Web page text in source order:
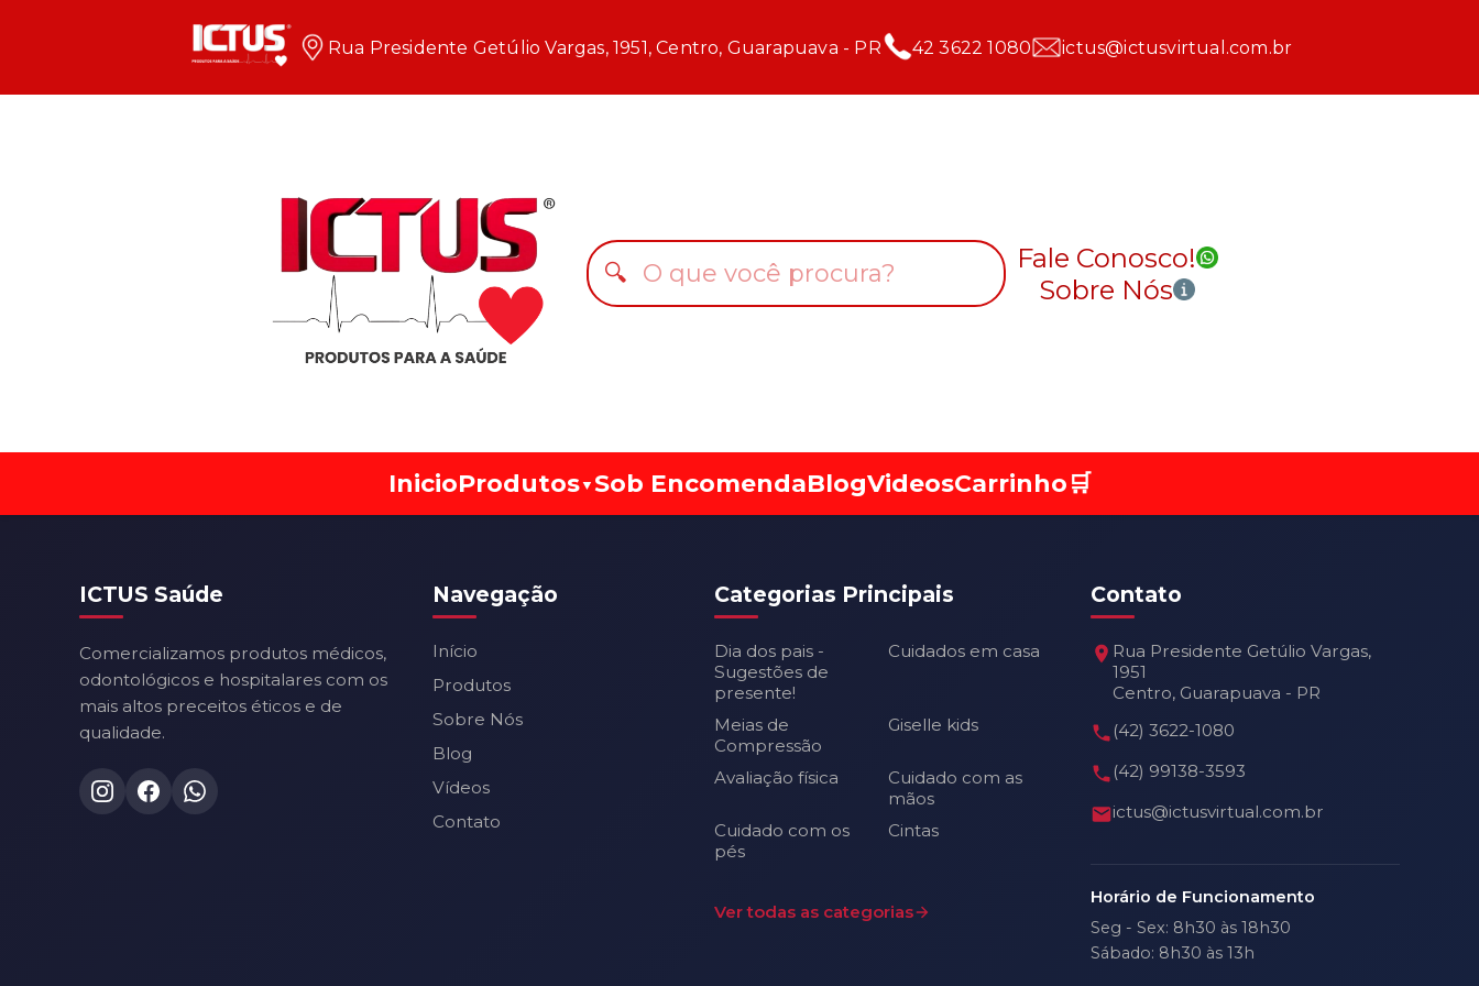
Rua Presidente Getúlio Vargas, 1951, Centro, Guarapuava - PR 42 3622 1080 ictus@ictusvirtual.com.br
🔍
Fale Conosco!
Sobre Nós
InicioProdutos▼ Sob EncomendaBlogVideosCarrinho🛒
ICTUS Saúde
Comercializamos produtos médicos,
odontológicos e hospitalares com os
mais altos preceitos éticos e de
qualidade.
Navegação
Início
Produtos
Sobre Nós
Blog
Vídeos
Contato
Categorias Principais
Dia dos pais -
Sugestões de
presente!
Cuidados em casa
Meias de
Compressão
Giselle kids
Avaliação física
Cuidado com as
mãos
Cuidado com os
pés
Cintas
Ver todas as categorias
Contato
Rua Presidente Getúlio Vargas,
1951
Centro, Guarapuava - PR
(42) 3622-1080
(42) 99138-3593
ictus@ictusvirtual.com.br
Horário de Funcionamento
Seg - Sex: 8h30 às 18h30
Sábado: 8h30 às 13h